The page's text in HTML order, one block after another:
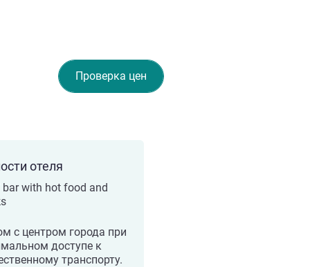
Проверка цен
отеля
with hot food and
с центром города при
доступе к
транспорту.